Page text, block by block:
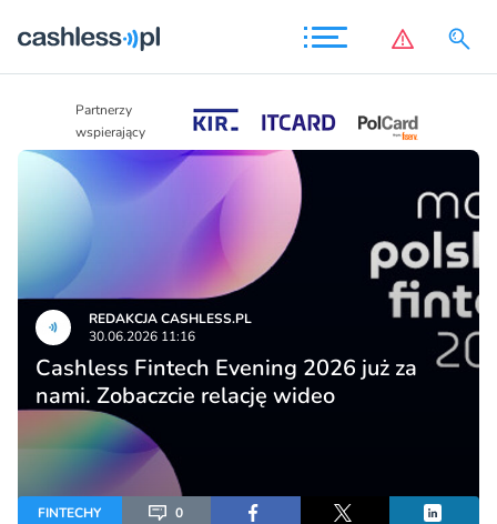
Partnerzy
wspierający
REDAKCJA CASHLESS.PL
30.06.2026 11:16
Cashless Fintech Evening 2026 już za
nami. Zobaczcie relację wideo
FINTECHY 0